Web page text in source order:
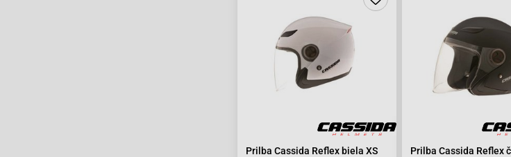
Prilba Cassida Reflex biela XS
Prilba Cassida Reflex